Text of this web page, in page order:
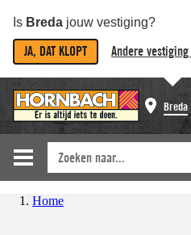
Is Breda jouw vestiging?
JA, DAT KLOPT Andere
Breda
Home